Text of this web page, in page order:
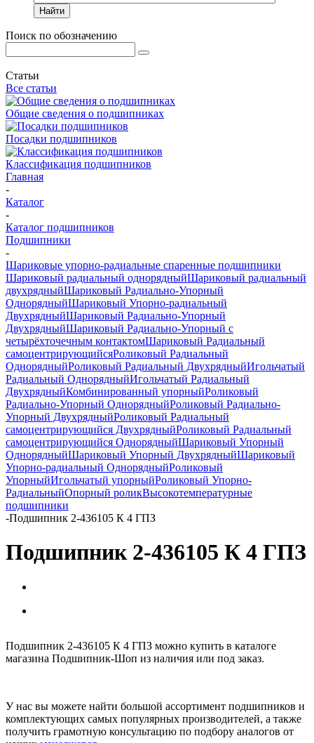
Найти
Поиск по обозначению
Статьи
Все статьи
Общие сведения о подшипниках
Посадки подшипников
Классификация подшипников
Главная
-
Каталог
-
Каталог подшипников
Подшипники
-
Шариковые упорно-радиальные спаренные подшипники
Шариковый радиальный однорядныйШариковый радиальный
двухрядныйШариковый Радиально-Упорный
ОднорядныйШариковый Упорно-радиальный
ДвухрядныйШариковый Радиально-Упорный
ДвухрядныйШариковый Радиально-Упорный с
четырёхточечным контактомШариковый Радиальный
самоцентрирующийсяРоликовый Радиальный
ОднорядныйРоликовый Радиальный ДвухрядныйИгольчатый
Радиальный ОднорядныйИгольчатый Радиальный
ДвухрядныйКомбинированный упорныйРоликовый
Радиально-Упорный ОднорядныйРоликовый Радиально-
Упорный ДвухрядныйРоликовый Радиальный
самоцентрирующийся ДвухрядныйРоликовый Радиальный
самоцентрирующийся ОднорядныйШариковый Упорный
ОднорядныйШариковый Упорный ДвухрядныйШариковый
Упорно-радиальный ОднорядныйРоликовый
УпорныйИгольчатый упорныйРоликовый Упорно-
РадиальныйОпорный роликВысокотемпературные
подшипники
-Подшипник 2-436105 К 4 ГПЗ
Подшипник 2-436105 К 4 ГПЗ
Подшипник 2-436105 К 4 ГПЗ можно купить в каталоге
магазина Подшипник-Шоп из наличия или под заказ.
У нас вы можете найти большой ассортимент подшипников и
комплектующих самых популярных производителей, а также
получить грамотную консультацию по подбору аналогов от